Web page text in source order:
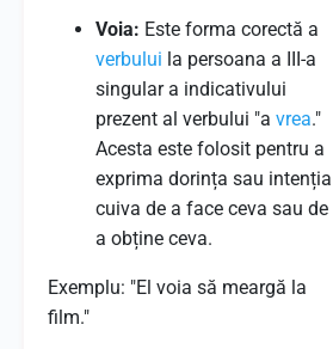
Voia: Este forma corectă a
verbului la persoana a III-a
singular a indicativului
prezent al verbului "a vrea."
Acesta este folosit pentru a
exprima dorința sau intenția
cuiva de a face ceva sau de
a obține ceva.
Exemplu: "El voia să meargă la
film."